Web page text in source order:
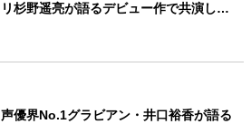
リ杉野遥亮が語るデビュー作で共演し…
声優界No.1グラビアン・井口裕香が語る